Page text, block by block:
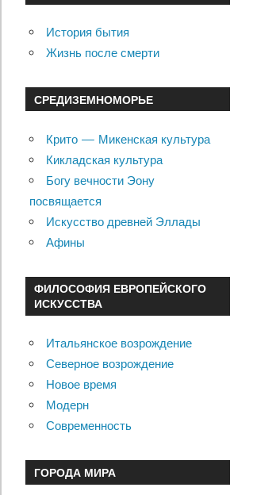
История бытия
Жизнь после смерти
СРЕДИЗЕМНОМОРЬЕ
Крито — Микенская культура
Кикладская культура
Богу вечности Эону
посвящается
Искусство древней Эллады
Афины
ФИЛОСОФИЯ ЕВРОПЕЙСКОГО
ИСКУССТВА
Итальянское возрождение
Северное возрождение
Новое время
Модерн
Современность
ГОРОДА МИРА